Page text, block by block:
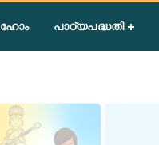
ഹോം പാഠ്യപദ്ധതി